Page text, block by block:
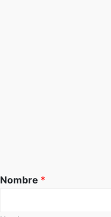
Nombre *